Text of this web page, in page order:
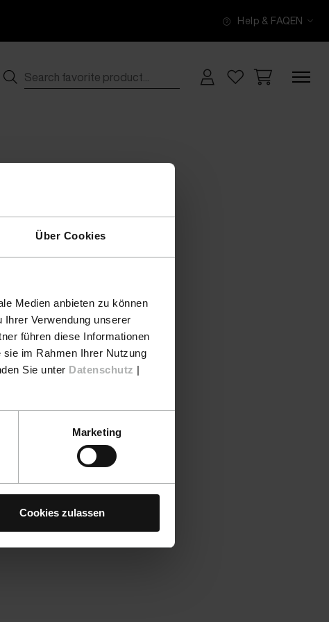
Über Cookies
Medien anbieten zu können
Verwendung unserer
führen diese Informationen
im Rahmen Ihrer Nutzung
Sie unter Datenschutz |
Marketing
Cookies zulassen
Help & FAQEN